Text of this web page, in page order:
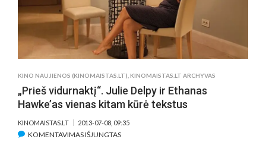
A
SLAVE“)
SU
B.PITTU
PRIEŠAKYJE
KINO NAUJIENOS (KINOMAISTAS.LT) KINOMAISTAS.LT ARCHYVAS
„Prieš vidurnaktį“. Julie Delpy ir Ethanas
Hawke’as vienas kitam kūrė tekstus
KINOMAISTAS.LT 2013-07-08, 09:35
KOMENTAVIMAS IŠJUNGTASĮRAŠE